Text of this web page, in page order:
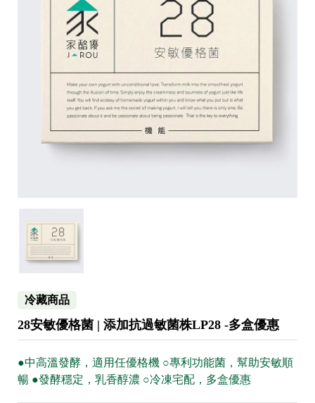
冷藏商品
28安敏優格菌 | 添加抗過敏菌株LP28 -多盒優惠
●中高溫發酵，適用任優格機 ○專利功能菌，幫助安敏順
暢 ●發酵穩定，乳香醇濃 ○冷凍宅配，多盒優惠